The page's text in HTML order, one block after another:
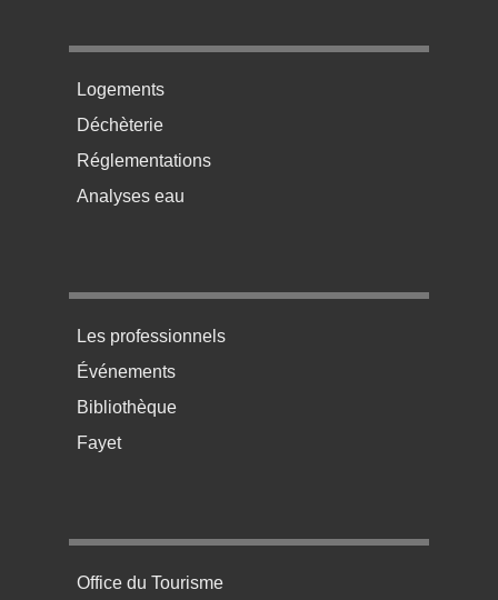
Menu pratique bas de page 2
Logements
Déchèterie
Réglementations
Analyses eau
Menu pratique bas de page 3
Les professionnels
Événements
Bibliothèque
Fayet
Menu pratique bas de page 4
Office du Tourisme